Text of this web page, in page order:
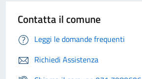
Contatta il comune
Leggi le domande frequenti
Richiedi Assistenza